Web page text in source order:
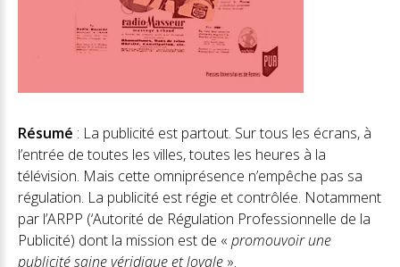
Résumé : La publicité est partout. Sur tous les écrans, à
l’entrée de toutes les villes, toutes les heures à la
télévision. Mais cette omniprésence n’empêche pas sa
régulation. La publicité est régie et contrôlée. Notamment
par l’ARPP (‘Autorité de Régulation Professionnelle de la
Publicité) dont la mission est de « promouvoir une
publicité saine véridique et loyale ».